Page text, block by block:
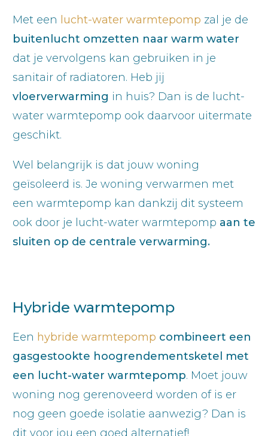
Met een lucht-water warmtepomp zal je de
buitenlucht omzetten naar warm water
dat je vervolgens kan gebruiken in je
sanitair of radiatoren. Heb jij
vloerverwarming in huis? Dan is de lucht-
water warmtepomp ook daarvoor uitermate
geschikt.
Wel belangrijk is dat jouw woning
geïsoleerd is. Je woning verwarmen met
een warmtepomp kan dankzij dit systeem
ook door je lucht-water warmtepomp aan te
sluiten op de centrale verwarming.
Hybride warmtepomp
Een hybride warmtepomp combineert een
gasgestookte hoogrendementsketel met
een lucht-water warmtepomp. Moet jouw
woning nog gerenoveerd worden of is er
nog geen goede isolatie aanwezig? Dan is
dit voor jou een goed alternatief!